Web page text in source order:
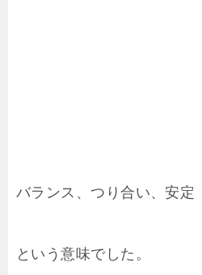
バランス、つり合い、安定
という意味でした。